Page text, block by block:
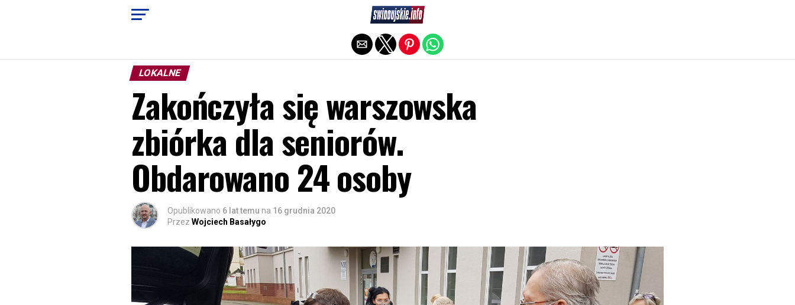
LOKALNE
Zakończyła się warszowska
zbiórka dla seniorów.
Obdarowano 24 osoby
Opublikowano 6 lat temu na 16 grudnia 2020
Przez Wojciech Basałygo
Exit mobile version